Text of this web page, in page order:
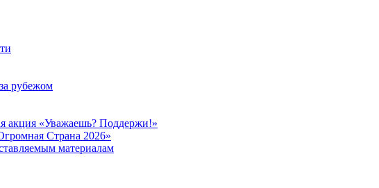
рубежом
акция «Уважаешь? Поддержи!»
Страна 2026»
материалам